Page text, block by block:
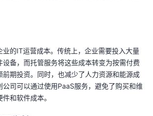
业的IT运营成本。传统上，企业需要投入大量
设备，而托管服务将这些成本转变为按需付费
前期投资。同时，也减少了人力资源和能源成
公司可以通过使用PaaS服务，避免了购买和维
和软件成本。